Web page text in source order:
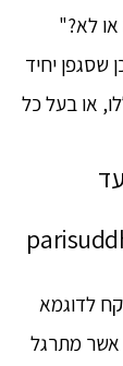
לא?"
שסגפן יחיד
או בעל כל
קח לדוגמא
אשר מתרגל